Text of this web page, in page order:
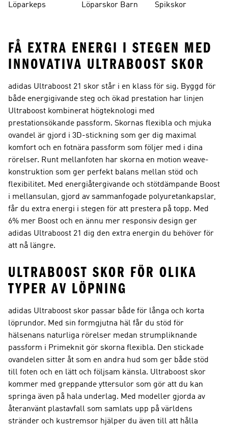
Löparkeps Löparskor Barn Spikskor
FÅ EXTRA ENERGI I STEGEN MED
INNOVATIVA ULTRABOOST SKOR
adidas Ultraboost 21 skor står i en klass för sig. Byggd för
både energigivande steg och ökad prestation har linjen
Ultraboost kombinerat högteknologi med
prestationsökande passform. Skornas flexibla och mjuka
ovandel är gjord i 3D-stickning som ger dig maximal
komfort och en fotnära passform som följer med i dina
rörelser. Runt mellanfoten har skorna en motion weave-
konstruktion som ger perfekt balans mellan stöd och
flexibilitet. Med energiåtergivande och stötdämpande Boost
i mellansulan, gjord av sammanfogade polyuretankapslar,
får du extra energi i stegen för att prestera på topp. Med
6% mer Boost och en ännu mer responsiv design ger
adidas Ultraboost 21 dig den extra energin du behöver för
att nå längre.
ULTRABOOST SKOR FÖR OLIKA
TYPER AV LÖPNING
adidas Ultraboost skor passar både för långa och korta
löprundor. Med sin formgjutna häl får du stöd för
hälsenans naturliga rörelser medan strumpliknande
passform i Primeknit gör skorna flexibla. Den stickade
ovandelen sitter åt som en andra hud som ger både stöd
till foten och en lätt och följsam känsla. Ultraboost skor
kommer med greppande yttersulor som gör att du kan
springa även på hala underlag. Med modeller gjorda av
återanvänt plastavfall som samlats upp på världens
stränder och kustremsor hjälper du även till att hålla